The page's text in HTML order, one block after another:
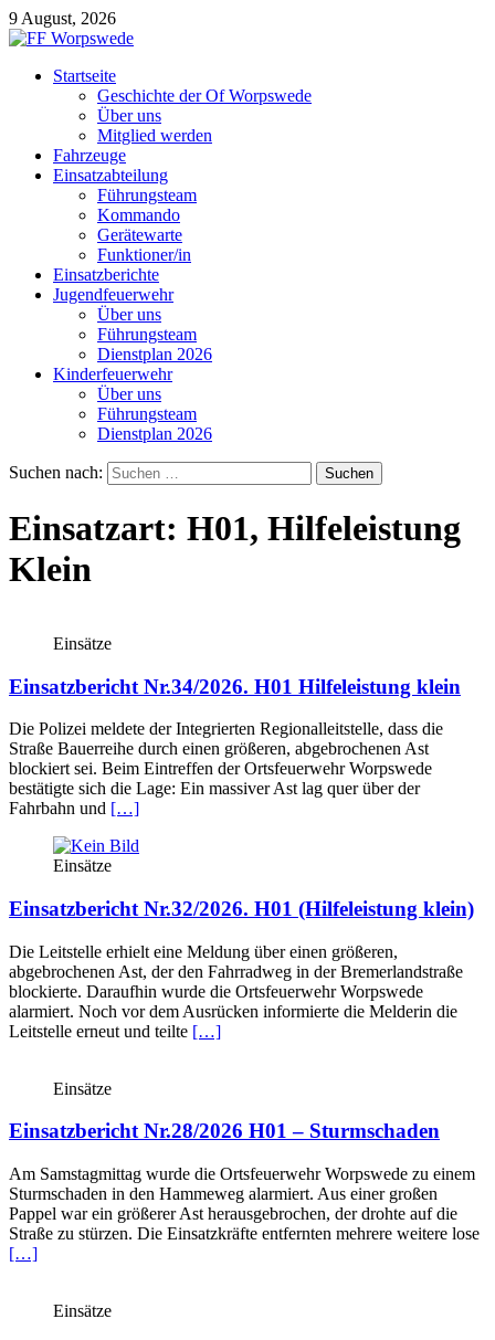
9 August, 2026
Startseite
Geschichte der Of Worpswede
Über uns
Mitglied werden
Fahrzeuge
Einsatzabteilung
Führungsteam
Kommando
Gerätewarte
Funktioner/in
Einsatzberichte
Jugendfeuerwehr
Über uns
Führungsteam
Dienstplan 2026
Kinderfeuerwehr
Über uns
Führungsteam
Dienstplan 2026
Suchen nach:
Einsatzart: H01, Hilfeleistung
Klein
Einsätze
Einsatzbericht Nr.34/2026. H01 Hilfeleistung klein
Die Polizei meldete der Integrierten Regionalleitstelle, dass die
Straße Bauerreihe durch einen größeren, abgebrochenen Ast
blockiert sei. Beim Eintreffen der Ortsfeuerwehr Worpswede
bestätigte sich die Lage: Ein massiver Ast lag quer über der
Fahrbahn und […]
Einsätze
Einsatzbericht Nr.32/2026. H01 (Hilfeleistung klein)
Die Leitstelle erhielt eine Meldung über einen größeren,
abgebrochenen Ast, der den Fahrradweg in der Bremerlandstraße
blockierte. Daraufhin wurde die Ortsfeuerwehr Worpswede
alarmiert. Noch vor dem Ausrücken informierte die Melderin die
Leitstelle erneut und teilte […]
Einsätze
Einsatzbericht Nr.28/2026 H01 – Sturmschaden
Am Samstagmittag wurde die Ortsfeuerwehr Worpswede zu einem
Sturmschaden in den Hammeweg alarmiert. Aus einer großen
Pappel war ein größerer Ast herausgebrochen, der drohte auf die
Straße zu stürzen. Die Einsatzkräfte entfernten mehrere weitere lose
[…]
Einsätze